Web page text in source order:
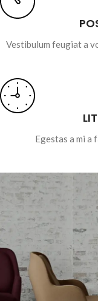
Vestibulum feugiat a
Egestas a mi a